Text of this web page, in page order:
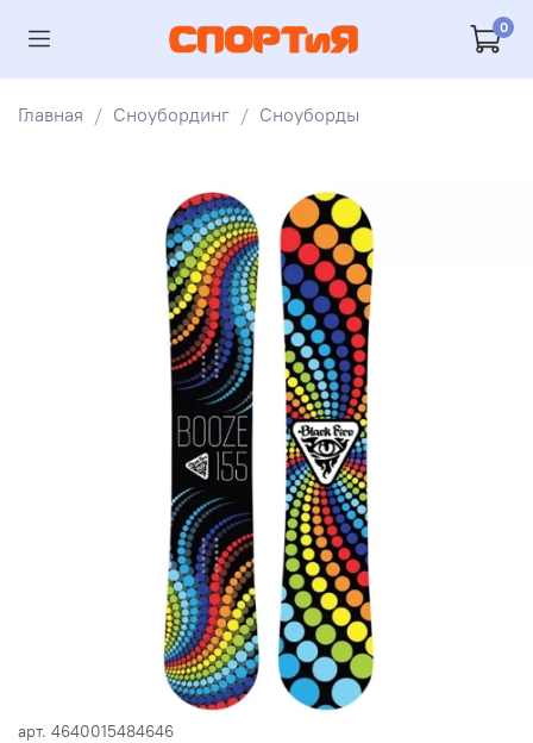
0
Главная Сноубординг Сноуборды
арт. 4640015484646